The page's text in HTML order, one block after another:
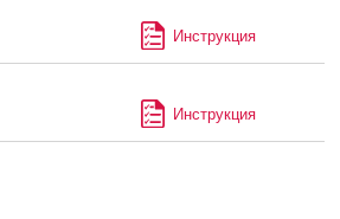
Инструкция
Инструкция